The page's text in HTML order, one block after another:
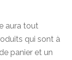
aura tout
qui sont à
panier et un